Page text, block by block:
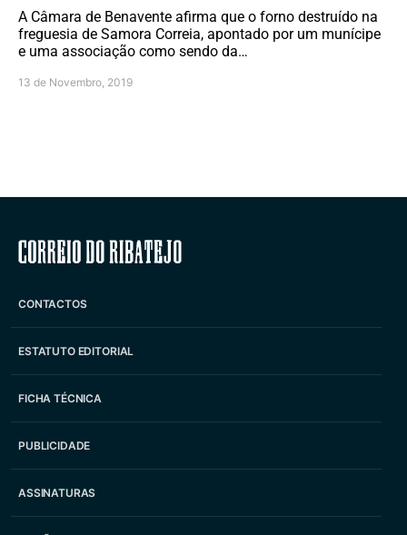
A Câmara de Benavente afirma que o forno destruído na
freguesia de Samora Correia, apontado por um munícipe
e uma associação como sendo da…
13 de Novembro, 2019
Correio do Ribatejo
CONTACTOS
ESTATUTO EDITORIAL
FICHA TÉCNICA
PUBLICIDADE
ASSINATURAS